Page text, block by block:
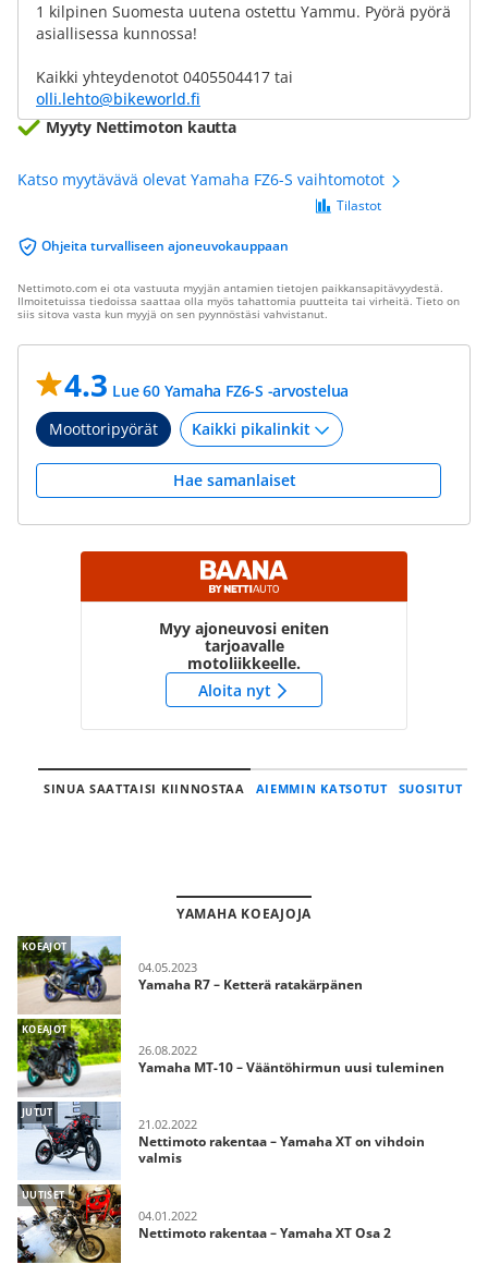
1 kilpinen Suomesta uutena ostettu Yammu. Pyörä pyörä
asiallisessa kunnossa!
Kaikki yhteydenotot 0405504417 tai
olli.lehto@bikeworld.fi
Myyty Nettimoton kautta
Katso myytävävä olevat Yamaha FZ6-S vaihtomotot
Ohjeita turvalliseen ajoneuvokauppaan
Tilastot
Nettimoto.com ei ota vastuuta myyjän antamien tietojen paikkansapitävyydestä.
Ilmoitetuissa tiedoissa saattaa olla myös tahattomia puutteita tai virheitä. Tieto on
siis sitova vasta kun myyjä on sen pyynnöstäsi vahvistanut.
4.3 Lue 60 Yamaha FZ6-S -arvostelua
Moottoripyörät
Hae samanlaiset
Myy ajoneuvosi eniten
tarjoavalle
motoliikkeelle.
Aloita nyt
SINUA SAATTAISI KIINNOSTAA AIEMMIN KATSOTUT SUOSITUT
YAMAHA KOEAJOJA
KOEAJOT
04.05.2023
Yamaha R7 – Ketterä ratakärpänen
KOEAJOT
26.08.2022
Yamaha MT-10 – Vääntöhirmun uusi tuleminen
JUTUT
21.02.2022
Nettimoto rakentaa – Yamaha XT on vihdoin
valmis
UUTISET
04.01.2022
Nettimoto rakentaa – Yamaha XT Osa 2